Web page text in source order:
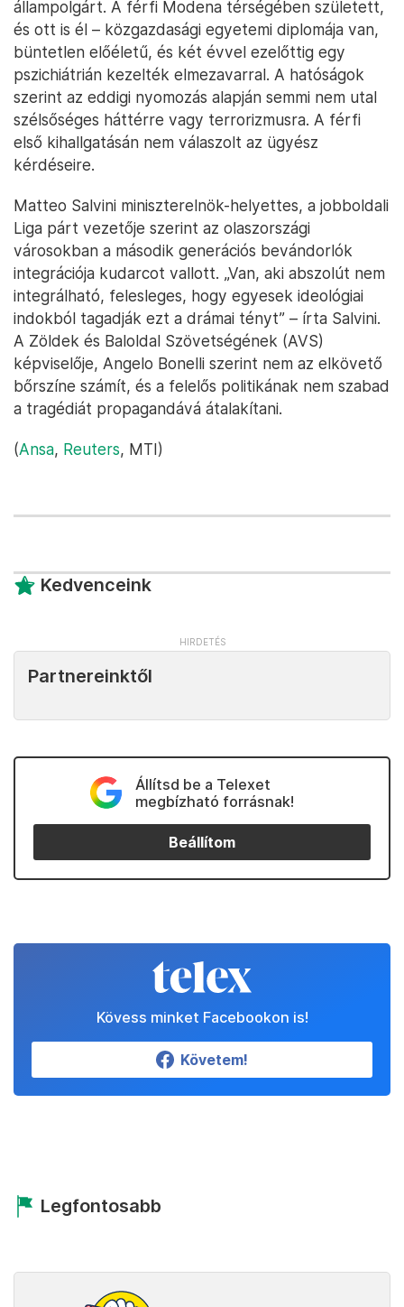
állampolgárt. A férfi Modena térségében született,
és ott is él – közgazdasági egyetemi diplomája van,
büntetlen előéletű, és két évvel ezelőttig egy
pszichiátrián kezelték elmezavarral. A hatóságok
szerint az eddigi nyomozás alapján semmi nem utal
szélsőséges háttérre vagy terrorizmusra. A férfi
első kihallgatásán nem válaszolt az ügyész
kérdéseire.
Matteo Salvini miniszterelnök-helyettes, a jobboldali
Liga párt vezetője szerint az olaszországi
városokban a második generációs bevándorlók
integrációja kudarcot vallott. „Van, aki abszolút nem
integrálható, felesleges, hogy egyesek ideológiai
indokból tagadják ezt a drámai tényt” – írta Salvini.
A Zöldek és Baloldal Szövetségének (AVS)
képviselője, Angelo Bonelli szerint nem az elkövető
bőrszíne számít, és a felelős politikának nem szabad
a tragédiát propagandává átalakítani.
(Ansa, Reuters, MTI)
Kedvenceink
Partnereinktől
Állítsd be a Telexet
megbízható forrásnak!
Beállítom
Kövess minket Facebookon is!
Követem!
Legfontosabb